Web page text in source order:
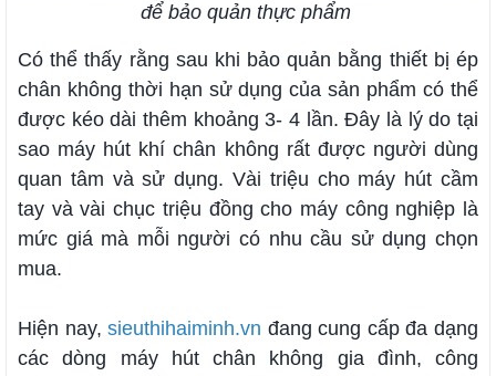
để bảo quản thực phẩm
Có thể thấy rằng sau khi bảo quản bằng thiết bị ép
chân không thời hạn sử dụng của sản phẩm có thể
được kéo dài thêm khoảng 3- 4 lần. Đây là lý do tại
sao máy hút khí chân không rất được người dùng
quan tâm và sử dụng. Vài triệu cho máy hút cầm
tay và vài chục triệu đồng cho máy công nghiệp là
mức giá mà mỗi người có nhu cầu sử dụng chọn
mua.
Hiện nay,sieuthihaiminh.vn đang cung cấp đa dạng
các dòng máy hút chân không gia đình, công